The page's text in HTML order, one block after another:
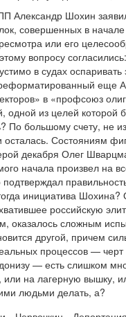
Александр Шохин
совершенных в
или его
вопросу
в судах
еще
в «профсоюз
одной из целей
По большому счету, не
осталась. Состояниям
декабря Олег
начала произвел на
инициатива
российскую
оказалось сложным
другой, причем
процессов —
— есть слишком
на лагерную вышку,
людьми делать, а?